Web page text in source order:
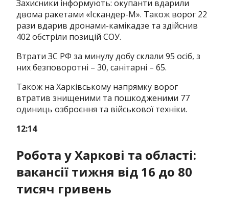
Захисники інформують: окупанти вдарили
двома ракетами «Іскандер-М». Також ворог 22
рази вдарив дронами-камікадзе та здійснив
402 обстріли позицій СОУ.
Втрати ЗС РФ за минулу добу склали 95 осіб, з
них безповоротні – 30, санітарні – 65.
Також на Харківському напрямку ворог
втратив знищеними та пошкодженими 77
одиниць озброєння та військової техніки.
12:14
Робота у Харкові та області:
вакансії тижня від 16 до 80
тисяч гривень